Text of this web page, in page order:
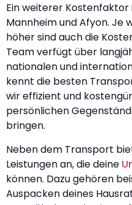
Ein weiterer
Mannheim und Afyon. Je
höher sind auch die
Team verfügt über
nationalen und
kennt die besten
wir effizient und
persönlichen
bringen.
Neben dem Transport
Leistungen an, die deine
können. Dazu gehören
Auspacken deines